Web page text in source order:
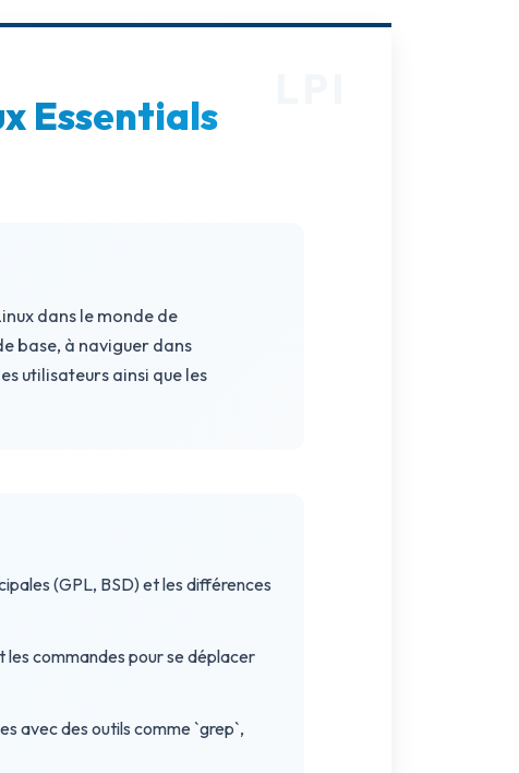
Essentials
dans le monde de
base, à naviguer dans
utilisateurs ainsi que les
(GPL, BSD) et les différences
les commandes pour se déplacer
avec des outils comme `grep`,